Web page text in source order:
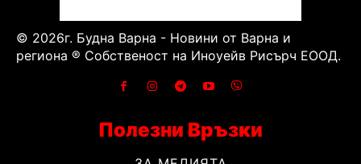
© 2026г. Будна Варна - Новини от Варна и
региона ® Собственост на Иноуейв Рисърч ЕООД.
Полезни Връзки